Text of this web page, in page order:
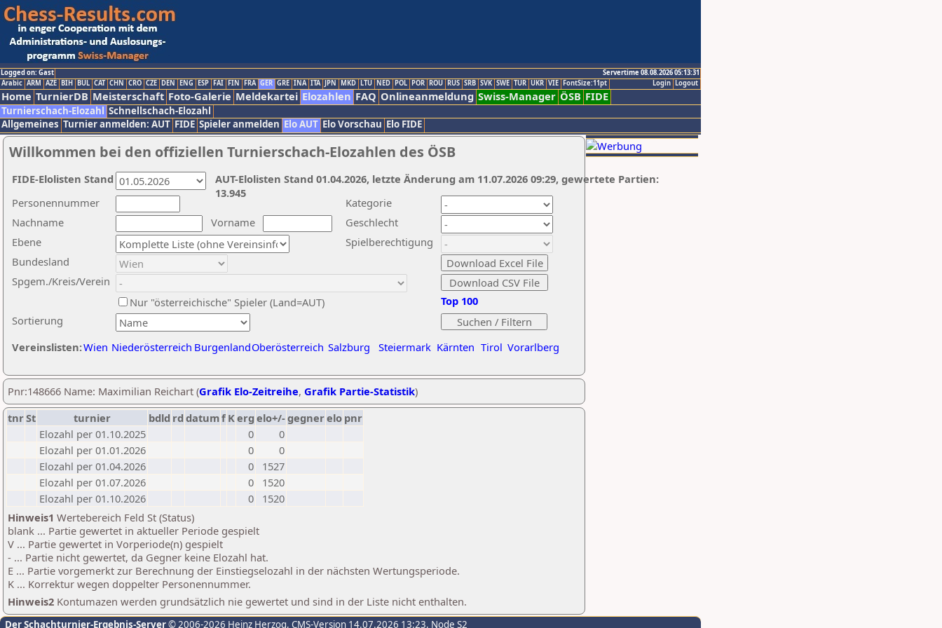
Logged on: Gast
Servertime 08.08.2026 05:13:31
Logout
Login
Arabic ARM AZE BIH BUL CAT CHN CRO CZE DEN ENG ESP FAI FIN FRA GER GRE INA ITA JPN MKD LTU NED POL POR ROU RUS SRB SVK SWE TUR UKR VIE FontSize:11pt
Home TurnierDB Meisterschaft Foto-Galerie Meldekartei Elozahlen FAQ Onlineanmeldung Swiss-Manager ÖSB FIDE
Turnierschach-Elozahl Schnellschach-Elozahl
Allgemeines Turnier anmelden: AUT FIDE Spieler anmelden Elo AUT Elo Vorschau Elo FIDE
Willkommen bei den offiziellen Turnierschach-Elozahlen des ÖSB
Nachname
Vorname
Ebene
Kategorie
Sortierung
Personennummer
Bundesland
Spgem./Kreis/Verein
Geschlecht
Nur "österreichische" Spieler (Land=AUT)
Spielberechtigung
Vereinslisten:Wien Niederösterreich BurgenlandOberösterreich Salzburg Steiermark Kärnten Tirol Vorarlberg
Top 100
AUT-Elolisten Stand 01.04.2026, letzte Änderung am 11.07.2026 09:29, gewertete Partien:
13.945
FIDE-Elolisten Stand
Pnr:148666 Name: Maximilian Reichart (Grafik Elo-Zeitreihe, Grafik Partie-Statistik)
tnrSt turnier bdld rd datumf Kerg elo+/-gegnerelo pnr
Elozahl per 01.10.2025
0
0
Elozahl per 01.01.2026
0
0
Elozahl per 01.04.2026
0
1527
Elozahl per 01.07.2026
0
1520
Elozahl per 01.10.2026
0
1520
Hinweis1 Wertebereich Feld St (Status)
blank ... Partie gewertet in aktueller Periode gespielt
V ... Partie gewertet in Vorperiode(n) gespielt
- ... Partie nicht gewertet, da Gegner keine Elozahl hat.
E ... Partie vorgemerkt zur Berechnung der Einstiegselozahl in der nächsten Wertungsperiode.
K ... Korrektur wegen doppelter Personennummer.
Hinweis2 Kontumazen werden grundsätzlich nie gewertet und sind in der Liste nicht enthalten.
Der Schachturnier-Ergebnis-Server© 2006-2026 Heinz Herzog, CMS-Version 14.07.2026 13:23, Node S2